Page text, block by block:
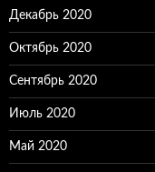
Декабрь 2020
Октябрь 2020
Сентябрь 2020
Июль 2020
Май 2020